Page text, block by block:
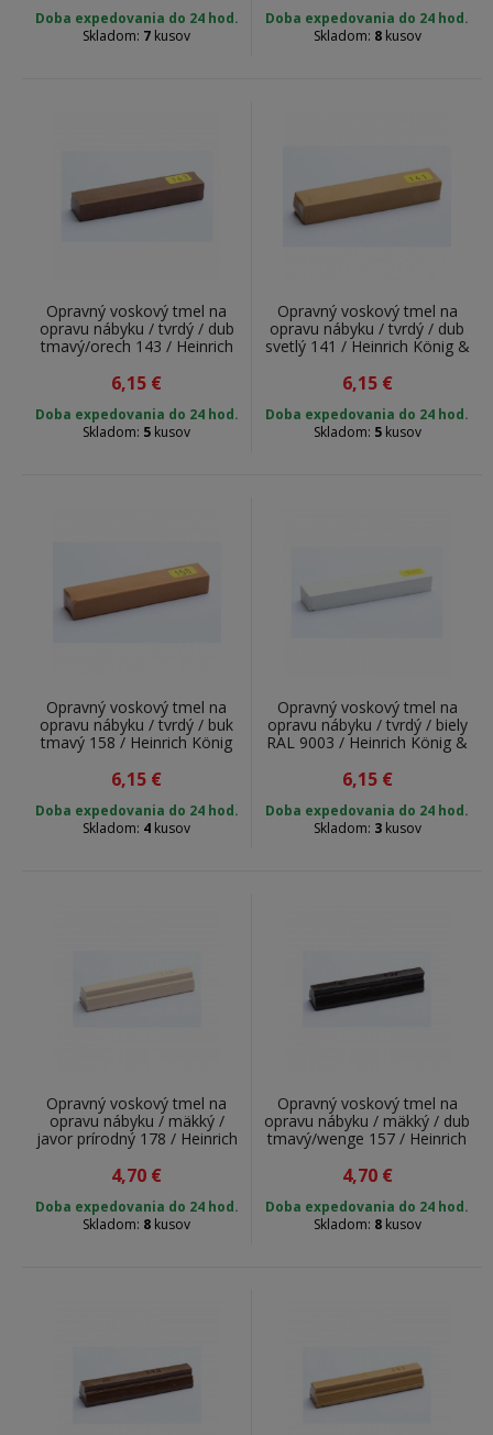
Doba expedovania do 24 hod.
Skladom: 7 kusov
Doba expedovania do 24 hod.
Skladom: 8kusov
Opravný voskový tmel na
opravu nábyku / tvrdý / dub
tmavý/orech 143 / Heinrich
König & Co. KG / 141000143
/ 7 g
6,15 €
Doba expedovania do 24 hod.
Skladom: 5 kusov
Opravný voskový tmel na
opravu nábyku / tvrdý / dub
svetlý 141 / Heinrich König &
Co. KG / 141000141 / 7 g
6,15 €
Doba expedovania do 24 hod.
Skladom: 5kusov
Opravný voskový tmel na
opravu nábyku / tvrdý / buk
tmavý 158 / Heinrich König
& Co. KG / 141000158 / 7 g
6,15 €
Doba expedovania do 24 hod.
Skladom: 4 kusov
Opravný voskový tmel na
opravu nábyku / tvrdý / biely
RAL 9003 / Heinrich König &
Co. KG / 1419003 / 7 g
6,15 €
Doba expedovania do 24 hod.
Skladom: 3kusov
Opravný voskový tmel na
opravu nábyku / mäkký /
javor prírodný 178 / Heinrich
König & Co. KG / 140000178
/ 5 g
4,70 €
Doba expedovania do 24 hod.
Skladom: 8 kusov
Opravný voskový tmel na
opravu nábyku / mäkký / dub
tmavý/wenge 157 / Heinrich
König & Co. KG / 140000157
/ 5 g
4,70 €
Doba expedovania do 24 hod.
Skladom: 8kusov